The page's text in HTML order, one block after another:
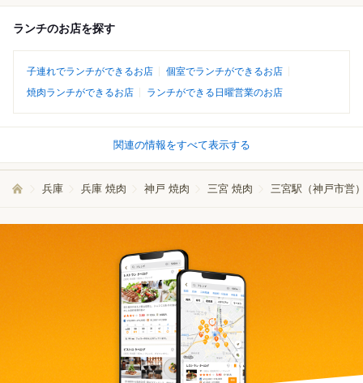
ランチのお店を探す
子連れでランチができるお店
個室でランチができるお店
焼肉ランチができるお店
ランチができる日曜営業のお店
関連の情報をすべて表示する
兵庫 兵庫 焼肉 神戸 焼肉 三宮 焼肉 三宮駅（神戸市営